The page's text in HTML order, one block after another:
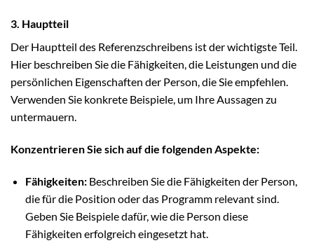
3. Hauptteil
Der Hauptteil des Referenzschreibens ist der wichtigste Teil.
Hier beschreiben Sie die Fähigkeiten, die Leistungen und die
persönlichen Eigenschaften der Person, die Sie empfehlen.
Verwenden Sie konkrete Beispiele, um Ihre Aussagen zu
untermauern.
Konzentrieren Sie sich auf die folgenden Aspekte:
Fähigkeiten:Beschreiben Sie die Fähigkeiten der Person,
die für die Position oder das Programm relevant sind.
Geben Sie Beispiele dafür, wie die Person diese
Fähigkeiten erfolgreich eingesetzt hat.